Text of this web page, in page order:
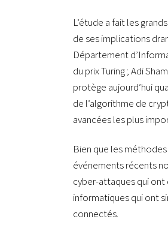
L’étude a fait les
de ses implications
Département
du prix Turing ; Adi
protège aujourd’hui
de l’algorithme de
avancées les plus
Bien que les
événements récents
cyber-attaques qui
informatiques qui ont
connectés.